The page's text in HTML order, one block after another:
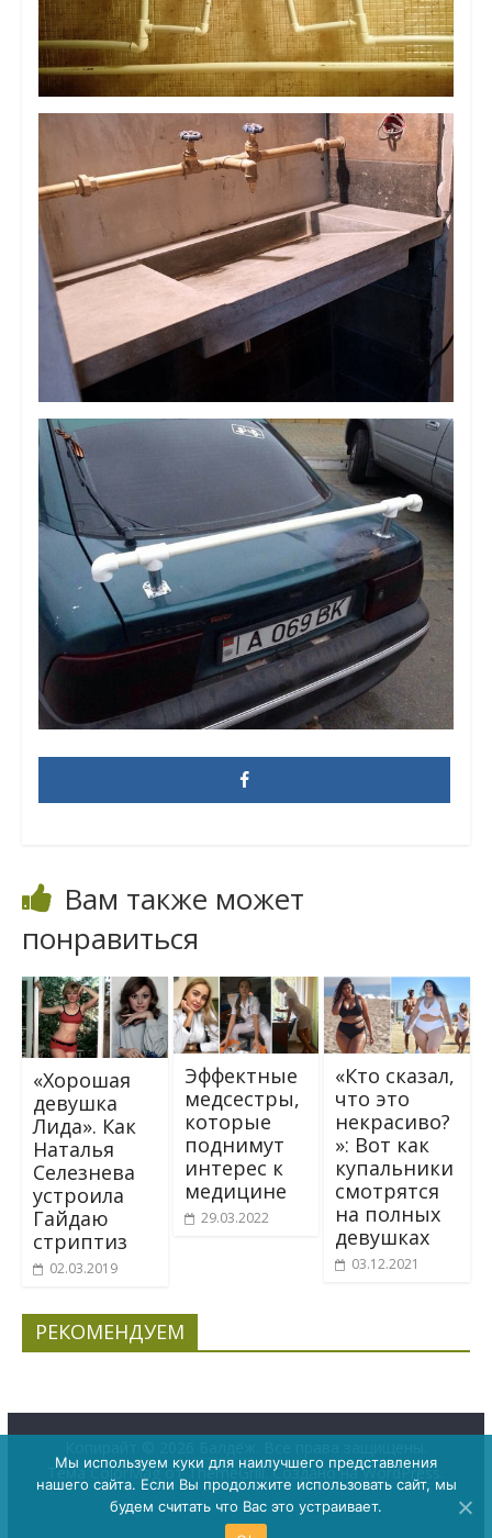
Вам также может
понравиться
«Хорошая
девушка
Лида». Как
Наталья
Селезнева
устроила
Гайдаю
стpиптиз
02.03.2019
Эффектные
медсестры,
которые
поднимут
интерес к
медицине
29.03.2022
«Кто сказал,
что это
некрасиво?
»: Вот как
купальники
смотрятся
на полных
девушках
03.12.2021
РЕКОМЕНДУЕМ
ТемаColorMagот ThemeGrill. Создано наWordPress
Мы используем куки для наилучшего представления
нашего сайта. Если Вы продолжите использовать сайт, мы
будем считать что Вас это устраивает.